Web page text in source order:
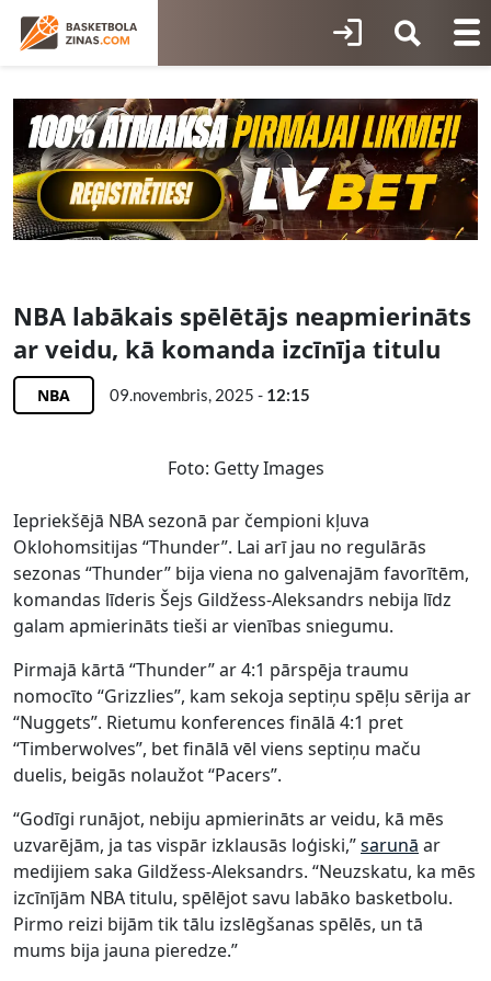
NBA labākais spēlētājs neapmierināts
ar veidu, kā komanda izcīnīja titulu
NBA 09.novembris, 2025 - 12:15
Foto: Getty Images
Iepriekšējā NBA sezonā par čempioni kļuva
Oklohomsitijas “Thunder”. Lai arī jau no regulārās
sezonas “Thunder” bija viena no galvenajām favorītēm,
komandas līderis Šejs Gildžess-Aleksandrs nebija līdz
galam apmierināts tieši ar vienības sniegumu.
Pirmajā kārtā “Thunder” ar 4:1 pārspēja traumu
nomocīto “Grizzlies”, kam sekoja septiņu spēļu sērija ar
“Nuggets”. Rietumu konferences finālā 4:1 pret
“Timberwolves”, bet finālā vēl viens septiņu maču
duelis, beigās nolaužot “Pacers”.
“Godīgi runājot, nebiju apmierināts ar veidu, kā mēs
uzvarējām, ja tas vispār izklausās loģiski,”sarunā ar
medijiem saka Gildžess-Aleksandrs. “Neuzskatu, ka mēs
izcīnījām NBA titulu, spēlējot savu labāko basketbolu.
Pirmo reizi bijām tik tālu izslēgšanas spēlēs, un tā
mums bija jauna pieredze.”